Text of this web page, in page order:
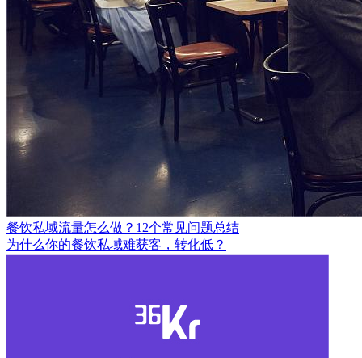
餐饮私域流量怎么做？12个常见问题总结
为什么你的餐饮私域难获客，转化低？